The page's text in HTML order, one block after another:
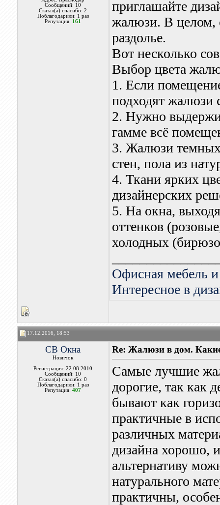
Сообщений: 10
Сказал(а) спасибо: 2
Поблагодарили: 1 раз
Репутация: 161
приглашайте
жалюзи. В целом,
раздолье.
Вот несколько
Выбор цвета
1. Если
подходят жалюзи
2. Нужно
гамме всё
3. Жалюзи темных
стен, пола из
4. Ткани ярких
дизайнерских
5. На окна,
оттенков
холодных
Офисная мебель
Интересное в
17.12.2016, 18:53
СВ Окна
Новичок
Регистрация: 22.08.2010
Сообщений: 10
Сказал(а) спасибо: 0
Поблагодарили: 1 раз
Репутация:407
Re: Жалюзи в дом.
Самые лучшие
дорогие, так как
бывают как
практичные в
различных
дизайна хорошо,
альтернативу
натурального
практичны,